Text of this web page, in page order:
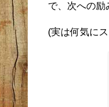
で、次への励
(実は何気に